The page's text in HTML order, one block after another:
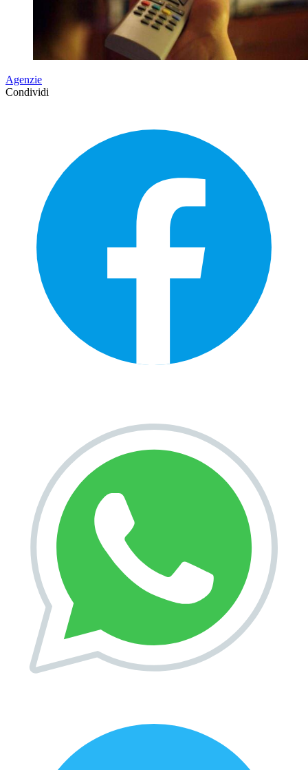
Agenzie
Condividi